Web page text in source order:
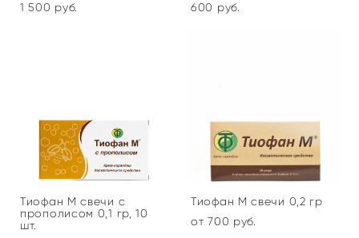
1 500 pуб.
600 pуб.
Тиофан М свечи с
прополисом 0,1 гр, 10
шт.
Тиофан М свечи 0,2 гр
от 700 pуб.